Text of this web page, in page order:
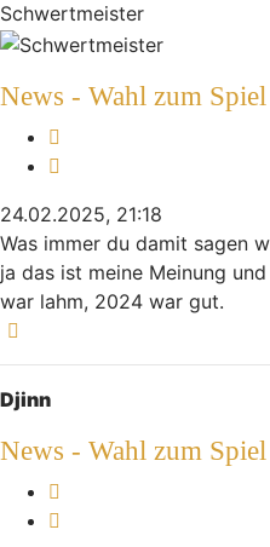
Schwertmeister
News - Wahl zum
24.02.2025, 21:18
Was immer du damit sagen
ja das ist meine Meinung
war lahm, 2024 war gut.
Djinn
News - Wahl zum